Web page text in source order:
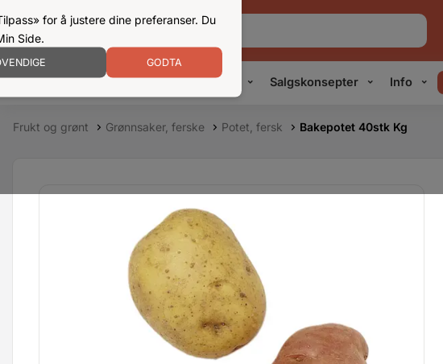
for å justere dine preferanser. Du
Side.
GODTA
Kampanjer Produkter Konsepter Salgskonsepter Info
Frukt og grønt Grønnsaker, ferske Potet, fersk Bakepotet 40stk Kg